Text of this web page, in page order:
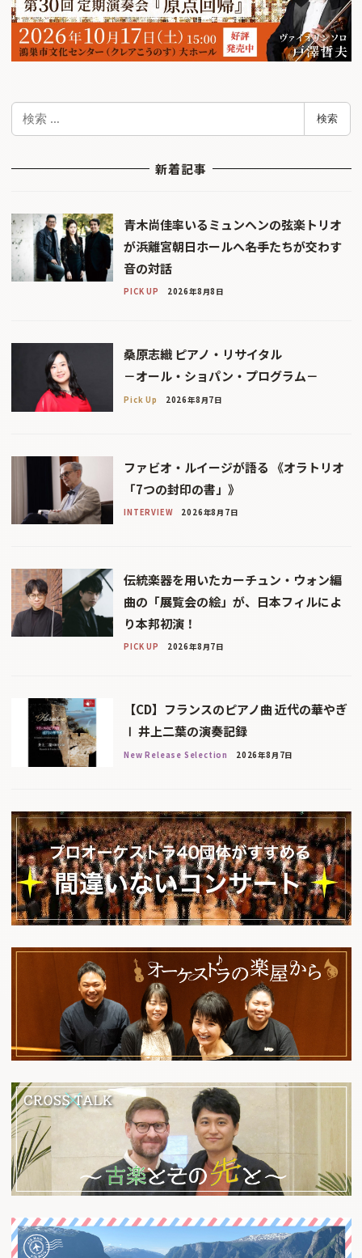
検
検索
新着記事
青木尚佳率いるミュンヘンの弦楽トリオ
が浜離宮朝日ホールへ――名手たちが交わす
音の対話
PICK UP 2026年8月8日
桑原志織 ピアノ・リサイタル
－オール・ショパン・プログラム－
Pick Up 2026年8月7日
ファビオ・ルイージが語る 《オラトリオ
「7つの封印の書」》
INTERVIEW 2026年8月7日
伝統楽器を用いたカーチュン・ウォン編
曲の「展覧会の絵」が、日本フィルによ
り本邦初演！
PICK UP 2026年8月7日
【CD】フランスのピアノ曲 近代の華やぎ
Ⅰ 井上二葉の演奏記録
New Release Selection 2026年8月7日